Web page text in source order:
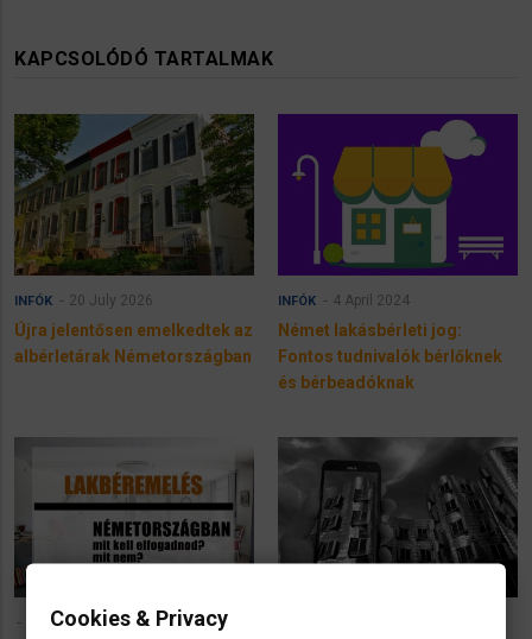
KAPCSOLÓDÓ TARTALMAK
INFÓK 20 July 2026
Újra jelentősen emelkedtek az
albérletárak Németországban
INFÓK 4 April 2024
Német lakásbérleti jog:
Fontos tudnivalók bérlőknek
és bérbeadóknak
4 June 2023
Cookies & Privacy